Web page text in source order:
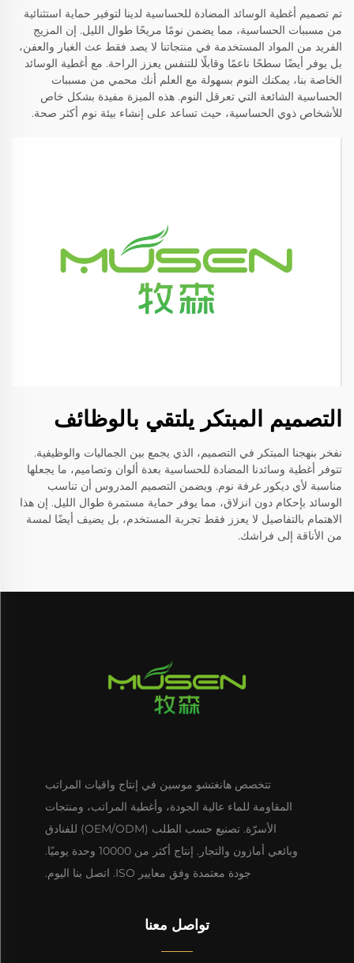
تم تصميم أغطية الوسائد المضادة للحساسية لدينا لتوفير حماية استثنائية
من مسببات الحساسية، مما يضمن نومًا مريحًا طوال الليل. إن المزيج
الفريد من المواد المستخدمة في منتجاتنا لا يصد فقط عث الغبار والعفن،
بل يوفر أيضًا سطحًا ناعمًا وقابلًا للتنفس يعزز الراحة. مع أغطية الوسائد
الخاصة بنا، يمكنك النوم بسهولة مع العلم أنك محمي من مسببات
الحساسية الشائعة التي تعرقل النوم. هذه الميزة مفيدة بشكل خاص
للأشخاص ذوي الحساسية، حيث تساعد على إنشاء بيئة نوم أكثر صحة.
التصميم المبتكر يلتقي بالوظائف
نفخر بنهجنا المبتكر في التصميم، الذي يجمع بين الجماليات والوظيفية.
تتوفر أغطية وسائدنا المضادة للحساسية بعدة ألوان وتصاميم، ما يجعلها
مناسبة لأي ديكور غرفة نوم. ويضمن التصميم المدروس أن تناسب
الوسائد بإحكام دون انزلاق، مما يوفر حماية مستمرة طوال الليل. إن هذا
الاهتمام بالتفاصيل لا يعزز فقط تجربة المستخدم، بل يضيف أيضًا لمسة
من الأناقة إلى فراشك.
تتخصص هانغتشو موسين في إنتاج واقيات المراتب
المقاومة للماء عالية الجودة، وأغطية المراتب، ومنتجات
الأسرّة. تصنيع حسب الطلب (OEM/ODM) للفنادق
وبائعي أمازون والتجار. إنتاج أكثر من 10000 وحدة يوميًا.
جودة معتمدة وفق معايير ISO. اتصل بنا اليوم.
تواصل معنا